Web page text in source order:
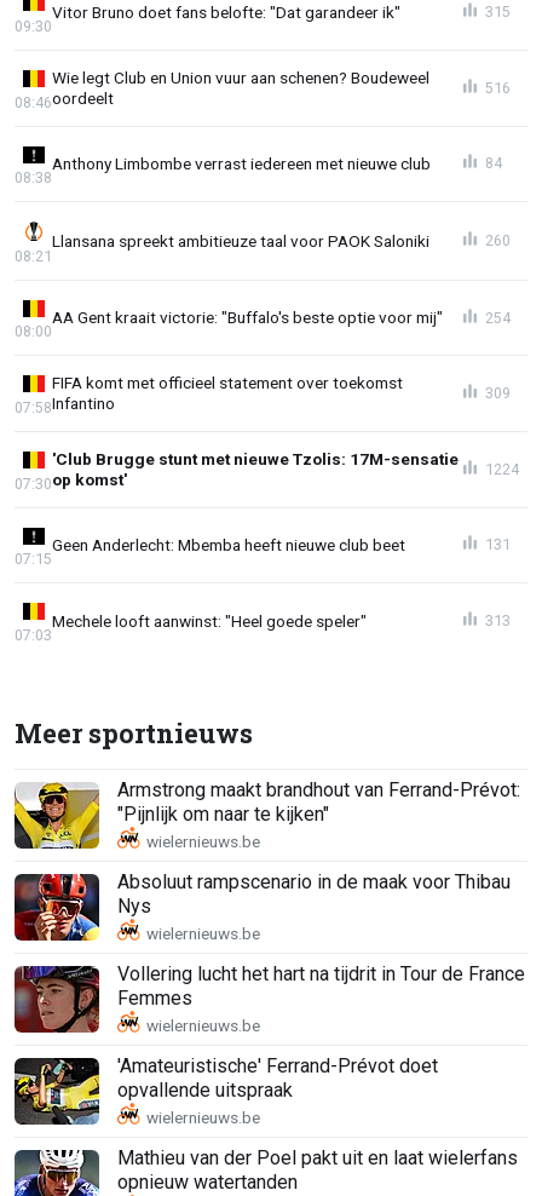
Vitor Bruno doet fans belofte: "Dat garandeer ik"
09:30
315
Wie legt Club en Union vuur aan schenen? Boudeweel
oordeelt
08:46
516
Anthony Limbombe verrast iedereen met nieuwe club
08:38
84
Llansana spreekt ambitieuze taal voor PAOK Saloniki
08:21
260
AA Gent kraait victorie: "Buffalo's beste optie voor mij"
08:00
254
FIFA komt met officieel statement over toekomst
Infantino
07:58
309
'Club Brugge stunt met nieuwe Tzolis: 17M-sensatie
op komst'
07:30
1224
Geen Anderlecht: Mbemba heeft nieuwe club beet
07:15
131
Mechele looft aanwinst: "Heel goede speler"
07:03
313
Meer sportnieuws
Armstrong maakt brandhout van Ferrand-Prévot:
"Pijnlijk om naar te kijken"
Absoluut rampscenario in de maak voor Thibau
Nys
Vollering lucht het hart na tijdrit in Tour de France
Femmes
'Amateuristische' Ferrand-Prévot doet
opvallende uitspraak
Mathieu van der Poel pakt uit en laat wielerfans
opnieuw watertanden